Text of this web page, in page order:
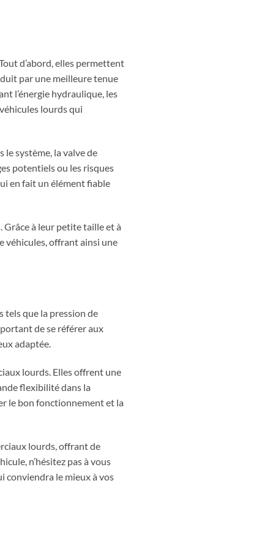
d’abord, elles permettent
par une meilleure tenue
l’énergie hydraulique, les
lourds qui
le système, la valve de
potentiels ou les risques
en fait un élément fiable
à leur petite taille et à
véhicules, offrant ainsi une
tels que la pression de
de se référer aux
adaptée.
lourds. Elles offrent une
flexibilité dans la
le bon fonctionnement et la
lourds, offrant de
n’hésitez pas à vous
conviendra le mieux à vos